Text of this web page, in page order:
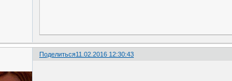
Поделиться11.02.2016 12:30:43